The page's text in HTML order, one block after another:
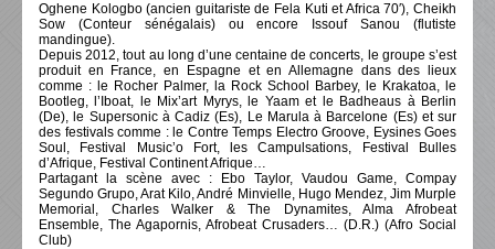
Oghene Kologbo (ancien guitariste de Fela Kuti et Africa 70′), Cheikh
Sow (Conteur sénégalais) ou encore Issouf Sanou (flutiste
mandingue).
Depuis 2012, tout au long d’une centaine de concerts, le groupe s’est
produit en France, en Espagne et en Allemagne dans des lieux
comme : le Rocher Palmer, la Rock School Barbey, le Krakatoa, le
Bootleg, l’Iboat, le Mix’art Myrys, le Yaam et le Badheaus à Berlin
(De), le Supersonic à Cadiz (Es), Le Marula à Barcelone (Es) et sur
des festivals comme : le Contre Temps Electro Groove, Eysines Goes
Soul, Festival Music’o Fort, les Campulsations, Festival Bulles
d’Afrique, Festival Continent Afrique…
Partagant la scène avec : Ebo Taylor, Vaudou Game, Compay
Segundo Grupo, Arat Kilo, André Minvielle, Hugo Mendez, Jim Murple
Memorial, Charles Walker & The Dynamites, Alma Afrobeat
Ensemble, The Agapornis, Afrobeat Crusaders… (D.R.) (Afro Social
Club)